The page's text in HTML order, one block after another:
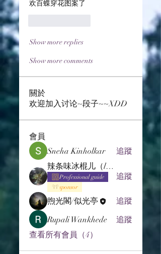
欢百蝶穿花图案了
Show more replies
Show more comments
關於
欢迎加入讨论~段子~~XDD
會員
Sneha Kinholkar
追蹤
辣条味冰棍儿（lof别玩了要氪金的）
Professional guide
sponsor
追蹤
煦光閣/似光亭
追蹤
Rupali Wankhede
追蹤
查看所有會員（4）